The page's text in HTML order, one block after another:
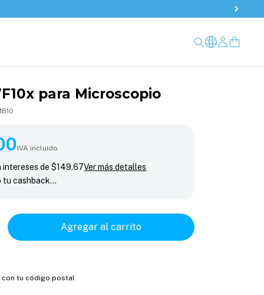
para Microscopio
IVA incluido
intereses de$149.67Ver más detalles
tu cashback…
con tu código postal